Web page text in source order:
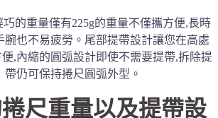
尺重量以及提帶設